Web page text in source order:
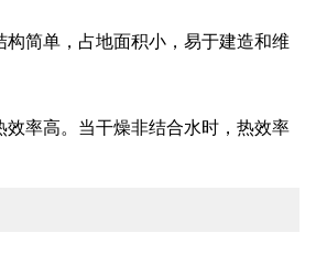
简单，占地面积小，易于建造和维
率高。当干燥非结合水时，热效率